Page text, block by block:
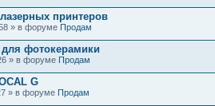
принтеров
» в форуме Продам
фотокерамики
» в форуме Продам
G
» в форуме Продам